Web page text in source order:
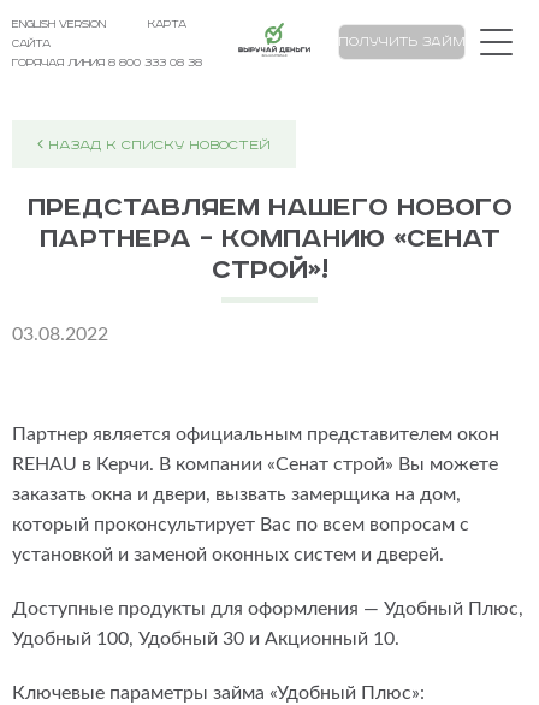
english version
карта
сайта
Горячая линия 8 800 333 08 38
Выручай Деньги Получить займ
НАЗАД К СПИСКУ НОВОСТЕЙ
Представляем нашего нового
партнера – компанию «Сенат
Строй»!
03.08.2022
Партнер является официальным представителем окон
REHAU в Керчи. В компании «Сенат строй» Вы можете
заказать окна и двери, вызвать замерщика на дом,
который проконсультирует Вас по всем вопросам с
установкой и заменой оконных систем и дверей.
Доступные продукты для оформления — Удобный Плюс,
Удобный 100, Удобный 30 и Акционный 10.
Ключевые параметры займа «Удобный Плюс»: